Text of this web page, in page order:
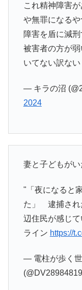
これ精神障害
や無罪になるや
障害を盾に減
被害者の方が
いてない訳ない
— キラの沼
2024
妻と子どもが
"「夜になると
た」 逮捕さ
辺住民が感じ
ライン https://
— 電柱が歩く